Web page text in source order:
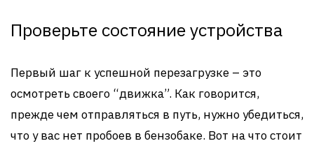
Проверьте состояние устройства
Первый шаг к успешной перезагрузке – это
осмотреть своего “движка”. Как говорится,
прежде чем отправляться в путь, нужно убедиться,
что у вас нет пробоев в бензобаке. Вот на что стоит